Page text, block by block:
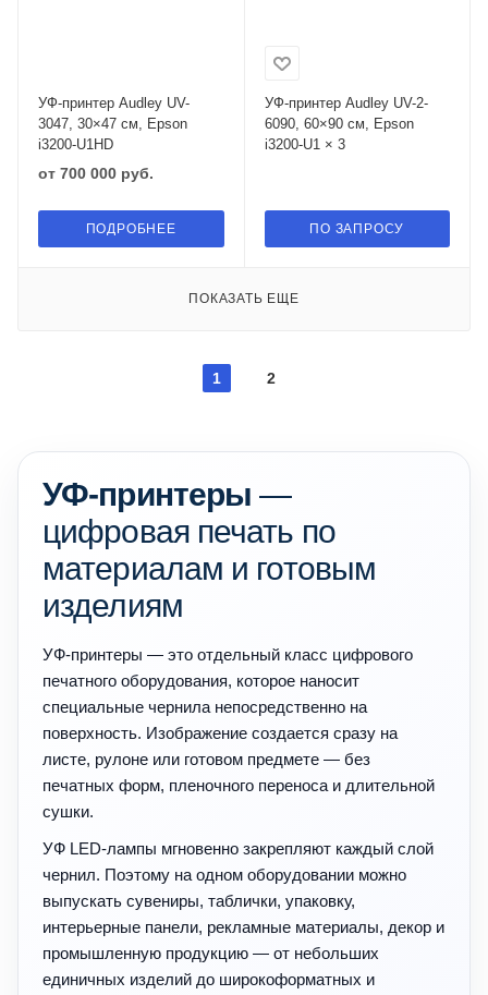
УФ-принтер Audley UV-
3047, 30×47 см, Epson
i3200-U1HD
от 700 000 руб.
ПОДРОБНЕЕ
УФ-принтер Audley UV-2-
6090, 60×90 см, Epson
i3200-U1 × 3
ПО ЗАПРОСУ
ПОКАЗАТЬ ЕЩЕ
1 2
УФ-принтеры —
цифровая печать по
материалам и готовым
изделиям
УФ-принтеры — это отдельный класс цифрового
печатного оборудования, которое наносит
специальные чернила непосредственно на
поверхность. Изображение создается сразу на
листе, рулоне или готовом предмете — без
печатных форм, пленочного переноса и длительной
сушки.
УФ LED-лампы мгновенно закрепляют каждый слой
чернил. Поэтому на одном оборудовании можно
выпускать сувениры, таблички, упаковку,
интерьерные панели, рекламные материалы, декор и
промышленную продукцию — от небольших
единичных изделий до широкоформатных и